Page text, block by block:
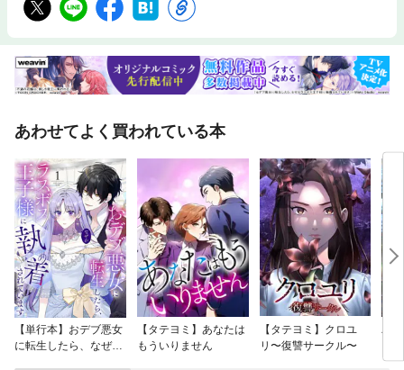
医学生）＆お母さん 「本棚だらけの家で学び 自分が居たいと思える場所
へ」 学校つらい子、図書館おいで “ホンの居場所”にできること（鎌倉市中
葉は人生をちょっとラクにする」 棚園正一さん（マンガ家） 「ドラゴン
ボールがくれたマンガ家という夢、社会に出る勇気、鳥山明先生との出会
い」 石井しこうさん（不登校ジャーナリスト） 「一冊の本が、学校以外
BOOK CHAPTER 2｜学校が苦手なきみに贈る本 鈴木のりたけさん（『し
ごとへの道』シリーズ） 「絵本は“面白がり方”の練習になる 面白がれば、
と』） 「学校に行くか行かないかは、パン派とごはん派がいるのと同じ」
内田也哉子さん（『9月1日 母からのバトン』） 「寄り道も一時停止もだ
いじょうぶ それを証明するのが、本」 五味太郎さん（『大人問題』）
「「本をひらいて」なんてよけいなお世話 好きなことやれば、いいんだ
よ」 “ホンの居場所”番外編 “ホンの居場所”のみんながすすめるおまもり本
あわせてよく買われている本
【単行本】おデブ悪女
に転生したら、なぜか
【タテヨミ】あなたは
もういりません
【タテヨミ】クロユ
リ〜復讐サークル〜
バ
今